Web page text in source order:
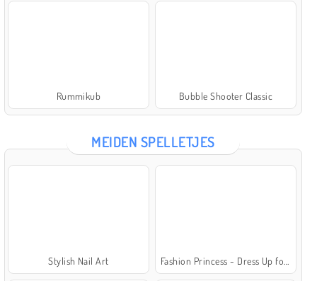
Rummikub Bubble Shooter Classic
MEIDEN SPELLETJES
Stylish Nail Art